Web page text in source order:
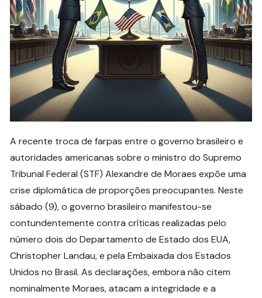
A recente troca de farpas entre o governo brasileiro e
autoridades americanas sobre o ministro do Supremo
Tribunal Federal (STF) Alexandre de Moraes expõe uma
crise diplomática de proporções preocupantes. Neste
sábado (9), o governo brasileiro manifestou-se
contundentemente contra críticas realizadas pelo
número dois do Departamento de Estado dos EUA,
Christopher Landau, e pela Embaixada dos Estados
Unidos no Brasil. As declarações, embora não citem
nominalmente Moraes, atacam a integridade e a